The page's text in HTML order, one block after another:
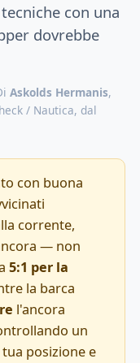
con una
dovrebbe
Askolds Hermanis,
/ Nautica, dal
con buona
corrente,
— non
5:1 per la
la barca
l'ancora
un
posizione e